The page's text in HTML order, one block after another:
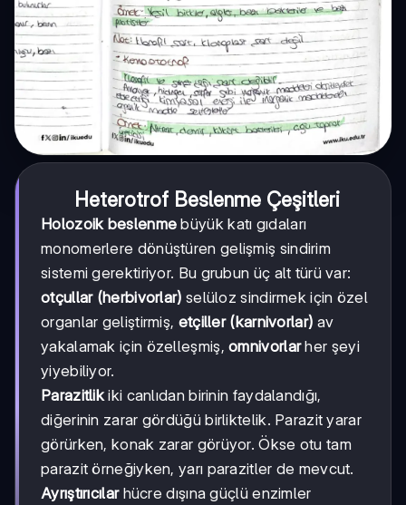
Heterotrof Beslenme Çeşitleri
Holozoik beslenme büyük katı gıdaları
monomerlere dönüştüren gelişmiş sindirim
sistemi gerektiriyor. Bu grubun üç alt türü var:
otçullar (herbivorlar) selüloz sindirmek için özel
organlar geliştirmiş, etçiller (karnivorlar) av
yakalamak için özelleşmiş,omnivorlarher şeyi
yiyebiliyor.
Parazitlik iki canlıdan birinin faydalandığı,
diğerinin zarar gördüğü birliktelik. Parazit yarar
görürken, konak zarar görüyor. Ökse otu tam
parazit örneğiyken, yarı parazitler de mevcut.
Ayrıştırıcılarhücre dışına güçlü enzimler